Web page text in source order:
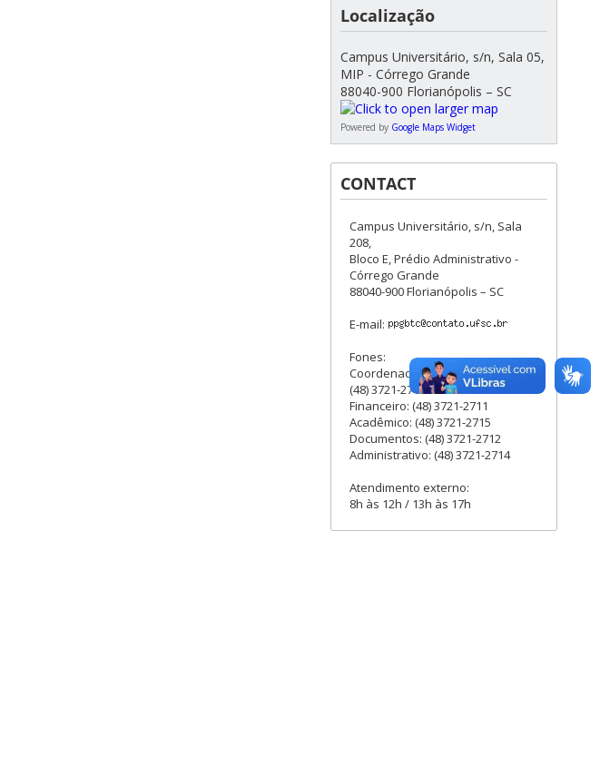
Localização
Campus Universitário, s/n, Sala 05,
MIP - Córrego Grande
88040-900 Florianópolis – SC
Powered by Google Maps Widget
CONTACT
Campus Universitário, s/n, Sala
208,
Bloco E, Prédio Administrativo -
Córrego Grande
88040-900 Florianópolis – SC
E-mail:
Fones:
Coordenadora Administrativa:
(48) 3721-2713
Financeiro: (48) 3721-2711
Acadêmico: (48) 3721-2715
Documentos: (48) 3721-2712
Administrativo: (48) 3721-2714
Atendimento externo:
8h às 12h / 13h às 17h